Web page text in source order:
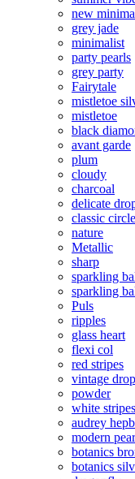
new
grey jade
minimalist
party pearls
grey party
Fairytale
mistletoe
mistletoe
black
avant garde
plum
cloudy
charcoal
delicate
classic circle
nature
Metallic
sharp
sparkling
sparkling
Puls
ripples
glass heart
flexi col
red stripes
vintage
powder
white stripes
audrey
modern
botanics
botanics